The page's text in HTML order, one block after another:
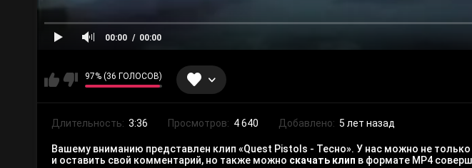
00:00 00:00
97% (36 ГОЛОСОВ)
Длительность: 3:36 Просмотров: 4 640 Добавлено: 5 лет назад
Вашему вниманию представлен клип «Quest Pistols - Тесно». У нас можно не
и оставить свой комментарий, но также можно скачать клип в формате MP4